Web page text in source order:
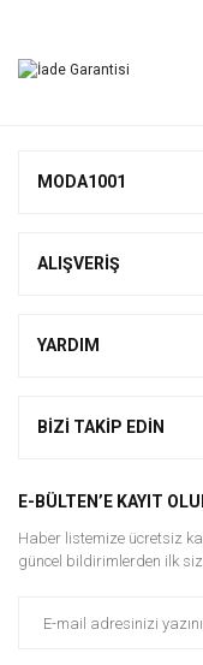
MODA1001
ALIŞVERİŞ
YARDIM
BİZİ TAKİP EDİN
E-BÜLTEN’E KAYIT
Haber listemize ücretsiz
güncel bildirimlerden ilk